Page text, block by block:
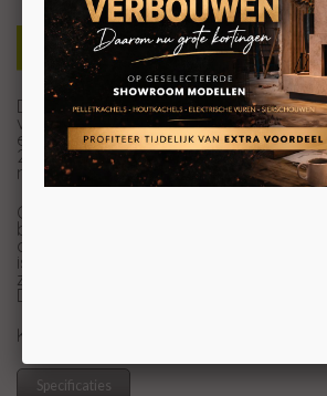
De Wanders WAN 2060 Black Edition
vrijstaande houtkachel met een
een rechthoekig ontwerp. Het is
2060 Front inzethaard, omgeven
mantel.
Onder de kachel is er ruimte voor het
brandhout, wat vanuit praktisch
decoratief oogpunt een groot
is voorzien van een losse
zorgt voor een strakke look zonder
Deze kan optioneel vast gemonteerd
KOM VOOR UW PRIJS NAAR ONZE
Specificaties